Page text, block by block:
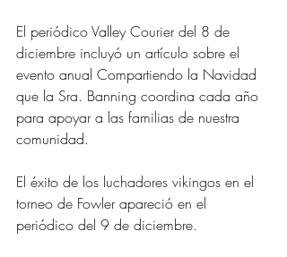
El periódico Valley Courier del 8 de
diciembre incluyó un artículo sobre el
evento anual Compartiendo la Navidad
que la Sra. Banning coordina cada año
para apoyar a las familias de nuestra
comunidad.
El éxito de los luchadores vikingos en el
torneo de Fowler apareció en el
periódico del 9 de diciembre.